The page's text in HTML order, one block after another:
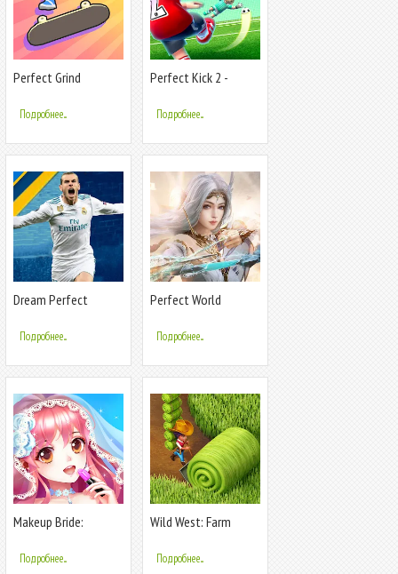
Perfect Grind
Подробнее...
Perfect Kick 2 -
Подробнее...
Dream Perfect
Подробнее...
Perfect World
Подробнее...
Makeup Bride:
Подробнее...
Wild West: Farm
Подробнее...